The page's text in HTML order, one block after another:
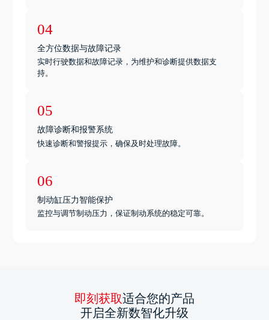
04
全方位数据与故障记录
实时行驶数据和故障记录，为维护和诊断提供数据支
持。
05
故障诊断和报警系统
快速诊断和警报提示，确保及时处理故障。
06
制动缸压力智能保护
监控与调节制动压力，保证制动系统的稳定可靠。
即刻获取适合您的产品
开启全新数智化升级